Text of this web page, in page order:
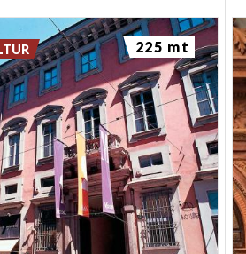
bemüht sich das
jede Saison erneut darum,
der Stadt das Beste des
225 mt